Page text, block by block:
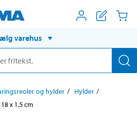
varehus
og hylder
Hylder
x 1,5 cm